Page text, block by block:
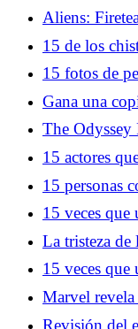
Aliens:
personajes y
15 de los
15 fotos de
cosas no
Gana una
emocionante
Academy de
The Odyssey
Christopher
15 actores
protagonizar
15 personas
videojuego
15 veces que
casa
La tristeza de
sentirse como
15 veces que
eventos reales
Marvel revela
Doomsday
Revisión del